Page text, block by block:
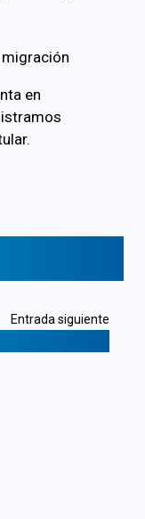
migración
en
Entrada siguiente